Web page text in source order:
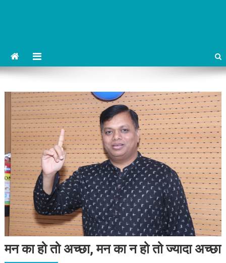
मन का हो तो अच्छा, मन का न हो तो ज्यादा अच्छा